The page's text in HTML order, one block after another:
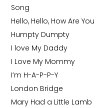
Song
Hello, Hello, How Are You
Humpty Dumpty
I love My Daddy
I Love My Mommy
I’m H-A-P-P-Y
London Bridge
Mary Had a Little Lamb